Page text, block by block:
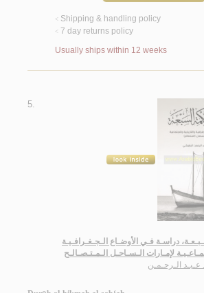
< Shipping & handling policy
< 7 day returns policy
Usually ships within 12 weeks
5.
دراسـة فـي الأوضـاع الـجـغـرافـيـة
لإمـارات الـسـاحـل الـمـتـصـالـح
عـبـد الـرحـمـن